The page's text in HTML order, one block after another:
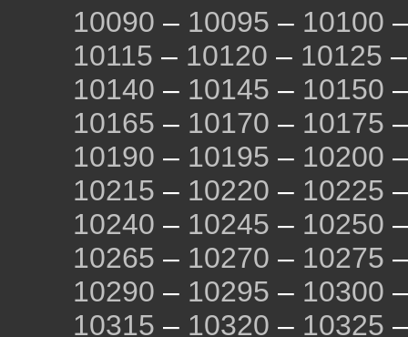
10090 – 10095 – 10100
10115 – 10120 – 10125
10140 – 10145 – 10150
10165 – 10170 – 10175
10190 – 10195 – 10200
10215 – 10220 – 10225
10240 – 10245 – 10250
10265 – 10270 – 10275
10290 – 10295 – 10300
10315 – 10320 – 10325